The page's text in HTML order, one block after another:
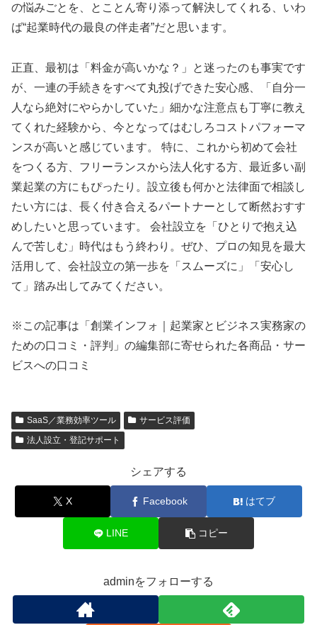
の悩みごとを、とことん寄り添って解決してくれる、いわ
ば“起業時代の最良の伴走者”だと思います。
正直、最初は「料金が高いかな？」と迷ったのも事実です
が、一連の手続きをすべて丸投げできた安心感、「自分一
人なら絶対にやらかしていた」細かな注意点も丁寧に教え
てくれた経験から、今となってはむしろコストパフォーマ
ンスが高いと感じています。 特に、これから初めて会社
をつくる方、フリーランスから法人化する方、最近多い副
業起業の方にもぴったり。設立後も何かと法律面で相談し
たい方には、長く付き合えるパートナーとして断然おすす
めしたいと思っています。 会社設立を「ひとりで抱え込
んで苦しむ」時代はもう終わり。ぜひ、プロの知見を最大
活用して、会社設立の第一歩を「スムーズに」「安心し
て」踏み出してみてください。
※この記事は「創業インフォ｜起業家とビジネス実務家の
ための口コミ・評判」の編集部に寄せられた各商品・サー
ビスへの口コミ
SaaS／業務効率ツール
サービス評価
法人設立・登記サポート
シェアする
X Facebook はてブ
LINE コピー
adminをフォローする